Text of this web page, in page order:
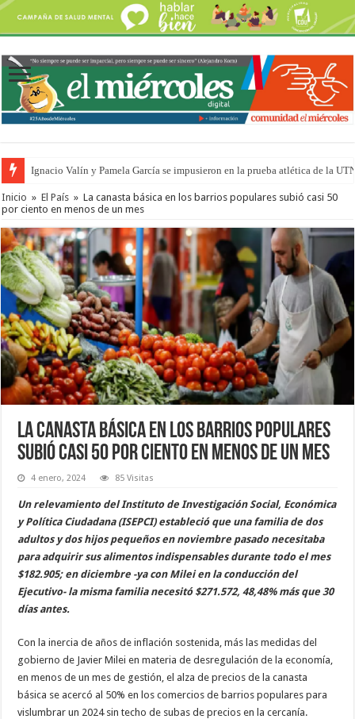
Ignacio Valín y Pamela García se impusieron en la prueba atlética de la
Traigo el litoral en mi canción: 100 años de Aníbal Sampayo
Inicio » El País » La canasta básica en los barrios populares subió casi 50
por ciento en menos de un mes
La canasta básica en los barrios populares
subió casi 50 por ciento en menos de un mes
4 enero, 2024 85 Visitas
Un relevamiento del Instituto de Investigación Social, Económica
y Política Ciudadana (ISEPCI) estableció que una familia de dos
adultos y dos hijos pequeños en noviembre pasado necesitaba
para adquirir sus alimentos indispensables durante todo el mes
$182.905; en diciembre -ya con Milei en la conducción del
Ejecutivo- la misma familia necesitó $271.572, 48,48% más que 30
días antes.
Con la inercia de años de inflación sostenida, más las medidas del
gobierno de Javier Milei en materia de desregulación de la economía,
en menos de un mes de gestión, el alza de precios de la canasta
básica se acercó al 50% en los comercios de barrios populares para
vislumbrar un 2024 sin techo de subas de precios en la cercanía.